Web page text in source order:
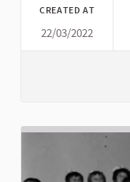
CREATED AT
22/03/2022